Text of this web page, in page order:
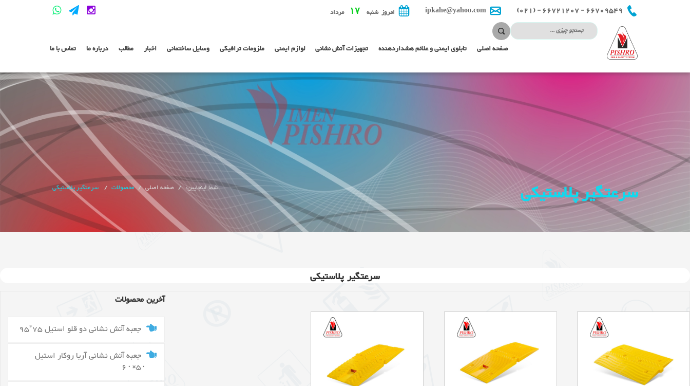
66709549 - 66721207 - (021)
ipkahe@yahoo.com امروز شنبه مرداد
صفحه اصلی تابلوی ایمنی و علائم هشداردهنده تجهیزات آتش نشانی لوازم ایمنی ملزومات ترافیکی وسایل ساختمانی اخبار مطالب درباره ما تماس با ما
سرعتگیر پلاستیکی شما اینجایین: صفحه اصلی محصولات سرعتگیر پلاستیکی
سرعتگیر پلاستیکی
آخرین محصولات
جعبه آتش نشانی دو قلو استیل 75*95
جعبه آتش نشانی آریا روکار استیل
۵۰×۶۰